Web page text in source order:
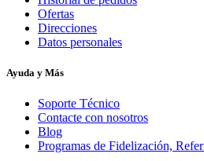
Ofertas
Direcciones
Datos personales
Ayuda y Más
Soporte Técnico
Contacte con nosotros
Blog
Programas de Fidelización,